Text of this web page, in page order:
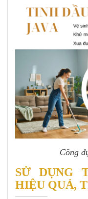
Công
SỬ DỤNG
HIỆU QUẢ,